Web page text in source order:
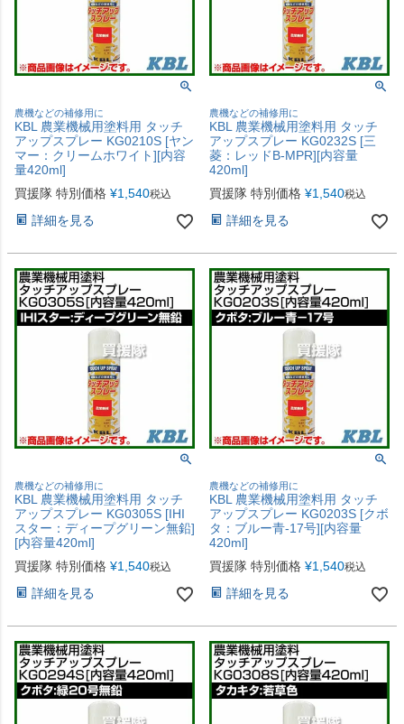
農機などの補修用に
KBL 農業機械用塗料用 タッチ
アップスプレー KG0210S [ヤン
マー：クリームホワイト][内容
量420ml]
買援隊 特別価格 ¥1,540税込
詳細を見る
農機などの補修用に
KBL 農業機械用塗料用 タッチ
アップスプレー KG0232S [三
菱：レッドB-MPR][内容量
420ml]
買援隊 特別価格 ¥1,540税込
詳細を見る
農機などの補修用に
KBL 農業機械用塗料用 タッチ
アップスプレー KG0305S [IHI
スター：ディープグリーン無鉛]
[内容量420ml]
買援隊 特別価格 ¥1,540税込
詳細を見る
農機などの補修用に
KBL 農業機械用塗料用 タッチ
アップスプレー KG0203S [クボ
タ：ブルー青-17号][内容量
420ml]
買援隊 特別価格 ¥1,540税込
詳細を見る